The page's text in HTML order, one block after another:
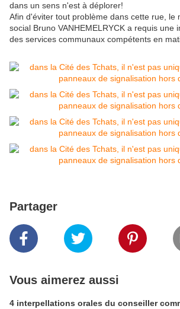
dans un sens n'est à déplorer!
Afin d'éviter tout problème dans cette rue, le
social Bruno VANHEMELRYCK a requis une
des services communaux compétents en
Partager
Vous aimerez aussi
4 interpellations orales du conseiller